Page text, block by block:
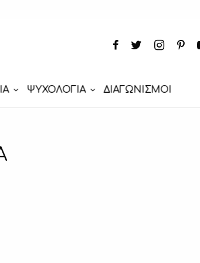
ΨΥΧΟΛΟΓΙΑ ΔΙΑΓΩΝΙΣΜΟΙ